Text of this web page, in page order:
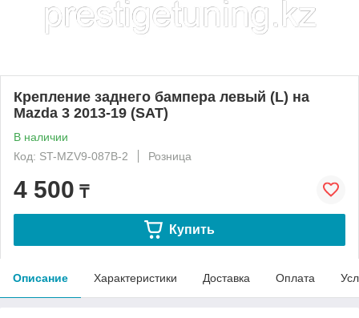
Крепление заднего бампера левый (L) на
Mazda 3 2013-19 (SAT)
В наличии
Код: ST-MZV9-087B-2
Розница
4 500 ₸
Купить
Описание Характеристики Доставка Оплата